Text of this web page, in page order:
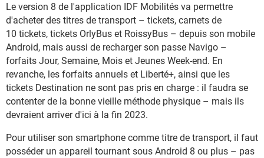
Le version 8 de l'application IDF Mobilités va permettre
d'acheter des titres de transport – tickets, carnets de
10 tickets, tickets OrlyBus et RoissyBus – depuis son mobile
Android, mais aussi de recharger son passe Navigo –
forfaits Jour, Semaine, Mois et Jeunes Week-end. En
revanche, les forfaits annuels et Liberté+, ainsi que les
tickets Destination ne sont pas pris en charge : il faudra se
contenter de la bonne vieille méthode physique – mais ils
devraient arriver d'ici à la fin 2023.
Pour utiliser son smartphone comme titre de transport, il faut
posséder un appareil tournant sous Android 8 ou plus – pas